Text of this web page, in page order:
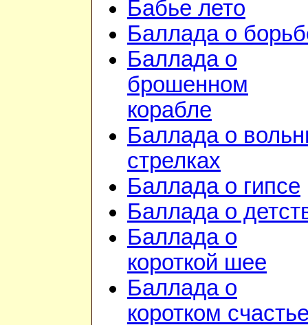
Бабье лето
Баллада о
Баллада о
брошенном
корабле
Баллада о
стрелках
Баллада о гипсе
Баллада о
Баллада о
короткой шее
Баллада о
коротком